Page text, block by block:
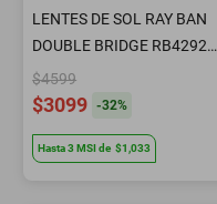
LENTES DE SOL RAY BAN
DOUBLE BRIDGE RB4292N
710/13 62MM CAFE
$4599
$3099 -32%
Hasta3 MSIde $1,033